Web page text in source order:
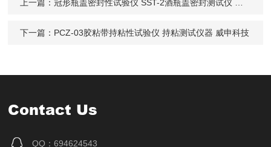
上一篇：冠形瓶盖密封性试验仪 SST-2酒瓶盖密封测试仪 威申科技
下一篇： PCZ-03胶粘带持粘性试验仪 持粘测试仪器 威申科技
Contact Us
QQ：694624543